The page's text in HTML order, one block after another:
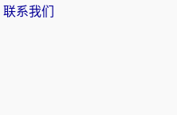
联系我们